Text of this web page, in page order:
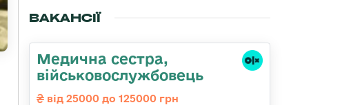
ВАКАНСІЇ
Медична сестpа,
військовослужбовець
від 25000 до 125000 грн